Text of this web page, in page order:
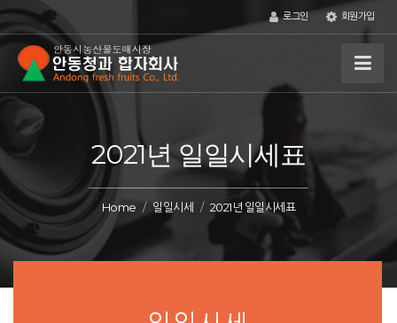
로그인 회원가입
2021년 일일시세표
Home 일일시세 2021년 일일시세표